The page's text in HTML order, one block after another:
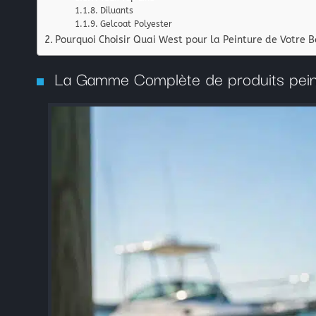
Diluants
Gelcoat Polyester
Pourquoi Choisir Quai West pour la Peinture de Votre
La Gamme Complète de produits